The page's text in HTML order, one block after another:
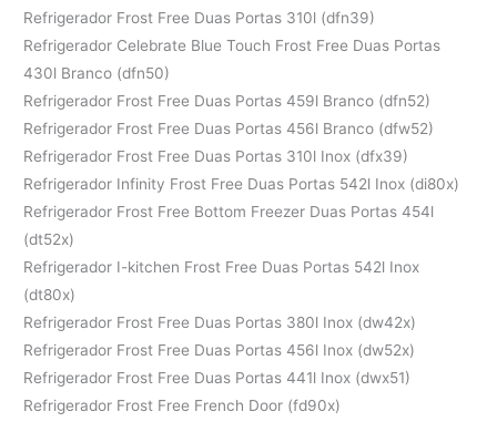
Refrigerador Frost Free Duas Portas 310l (dfn39)
Refrigerador Celebrate Blue Touch Frost Free Duas Portas
430l Branco (dfn50)
Refrigerador Frost Free Duas Portas 459l Branco (dfn52)
Refrigerador Frost Free Duas Portas 456l Branco (dfw52)
Refrigerador Frost Free Duas Portas 310l Inox (dfx39)
Refrigerador Infinity Frost Free Duas Portas 542l Inox (di80x)
Refrigerador Frost Free Bottom Freezer Duas Portas 454l
(dt52x)
Refrigerador I-kitchen Frost Free Duas Portas 542l Inox
(dt80x)
Refrigerador Frost Free Duas Portas 380l Inox (dw42x)
Refrigerador Frost Free Duas Portas 456l Inox (dw52x)
Refrigerador Frost Free Duas Portas 441l Inox (dwx51)
Refrigerador Frost Free French Door (fd90x)